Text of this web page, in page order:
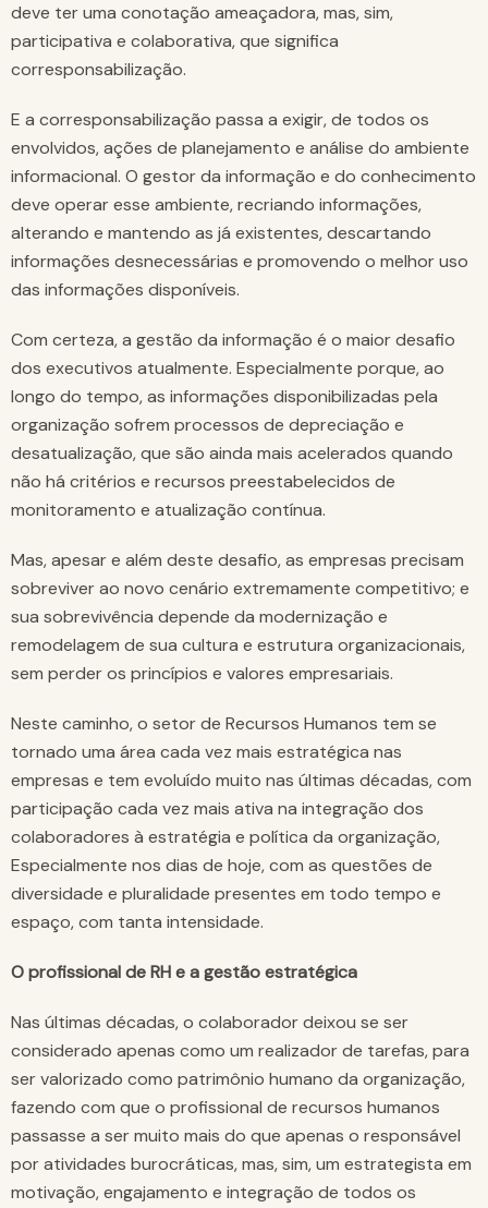
deve ter uma conotação ameaçadora, mas, sim,
participativa e colaborativa, que significa
corresponsabilização.
E a corresponsabilização passa a exigir, de todos os
envolvidos, ações de planejamento e análise do ambiente
informacional. O gestor da informação e do conhecimento
deve operar esse ambiente, recriando informações,
alterando e mantendo as já existentes, descartando
informações desnecessárias e promovendo o melhor uso
das informações disponíveis.
Com certeza, a gestão da informação é o maior desafio
dos executivos atualmente. Especialmente porque, ao
longo do tempo, as informações disponibilizadas pela
organização sofrem processos de depreciação e
desatualização, que são ainda mais acelerados quando
não há critérios e recursos preestabelecidos de
monitoramento e atualização contínua.
Mas, apesar e além deste desafio, as empresas precisam
sobreviver ao novo cenário extremamente competitivo; e
sua sobrevivência depende da modernização e
remodelagem de sua cultura e estrutura organizacionais,
sem perder os princípios e valores empresariais.
Neste caminho, o setor de Recursos Humanos tem se
tornado uma área cada vez mais estratégica nas
empresas e tem evoluído muito nas últimas décadas, com
participação cada vez mais ativa na integração dos
colaboradores à estratégia e política da organização,
Especialmente nos dias de hoje, com as questões de
diversidade e pluralidade presentes em todo tempo e
espaço, com tanta intensidade.
O profissional de RH e a gestão estratégica
Nas últimas décadas, o colaborador deixou se ser
considerado apenas como um realizador de tarefas, para
ser valorizado como patrimônio humano da organização,
fazendo com que o profissional de recursos humanos
passasse a ser muito mais do que apenas o responsável
por atividades burocráticas, mas, sim, um estrategista em
motivação, engajamento e integração de todos os